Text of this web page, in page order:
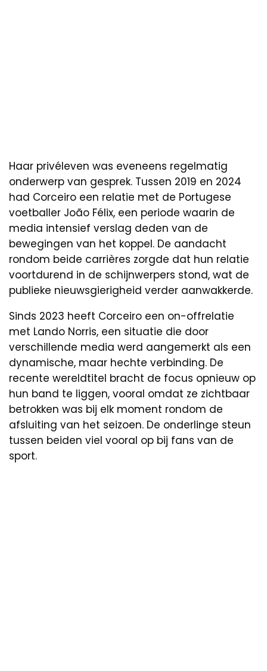
Haar privéleven was eveneens regelmatig
onderwerp van gesprek. Tussen 2019 en 2024
had Corceiro een relatie met de Portugese
voetballer João Félix, een periode waarin de
media intensief verslag deden van de
bewegingen van het koppel. De aandacht
rondom beide carrières zorgde dat hun relatie
voortdurend in de schijnwerpers stond, wat de
publieke nieuwsgierigheid verder aanwakkerde.
Sinds 2023 heeft Corceiro een on-offrelatie
met Lando Norris, een situatie die door
verschillende media werd aangemerkt als een
dynamische, maar hechte verbinding. De
recente wereldtitel bracht de focus opnieuw op
hun band te liggen, vooral omdat ze zichtbaar
betrokken was bij elk moment rondom de
afsluiting van het seizoen. De onderlinge steun
tussen beiden viel vooral op bij fans van de
sport.